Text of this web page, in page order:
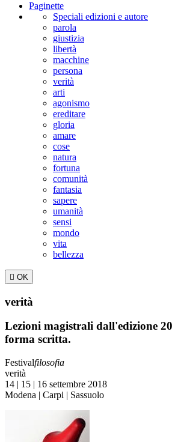
Paginette
Speciali edizioni e autore
parola
giustizia
libertà
macchine
persona
verità
arti
agonismo
ereditare
gloria
amare
cose
natura
fortuna
comunità
fantasia
sapere
umanità
sensi
mondo
vita
bellezza
 OK
verità
Lezioni magistrali dall'edizione
forma scritta.
Festivalfilosofia
verità
14 | 15 | 16 settembre 2018
Modena | Carpi | Sassuolo